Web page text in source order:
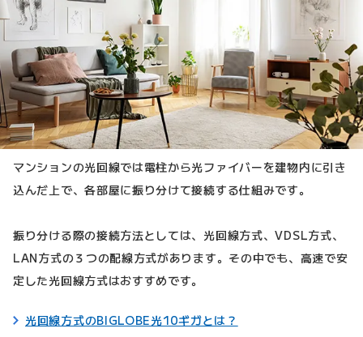
マンションの光回線では電柱から光ファイバーを建物内に引き
込んだ上で、各部屋に振り分けて接続する仕組みです。
振り分ける際の接続方法としては、光回線方式、VDSL方式、
LAN方式の３つの配線方式があります。その中でも、高速で安
定した光回線方式はおすすめです。
光回線方式のBIGLOBE光10ギガとは？